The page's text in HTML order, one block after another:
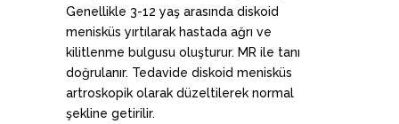
Genellikle 3-12 yaş arasında diskoid
menisküs yırtılarak hastada ağrı ve
kilitlenme bulgusu oluşturur. MR ile tanı
doğrulanır. Tedavide diskoid menisküs
artroskopik olarak düzeltilerek normal
şekline getirilir.